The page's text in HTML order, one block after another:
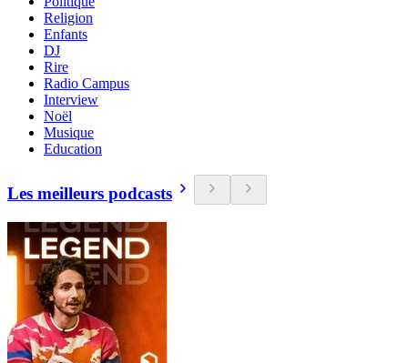
Religion
Enfants
DJ
Rire
Radio Campus
Interview
Noël
Musique
Education
Les meilleurs podcasts